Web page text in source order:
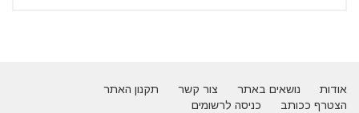
אודות נושאים באתר צור קשר
תקנון האתר
הצטרף ככותב
כניסה לרשומים